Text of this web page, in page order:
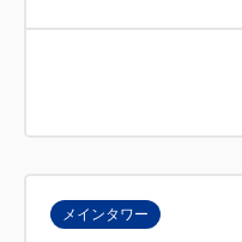
メインタワー